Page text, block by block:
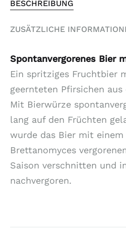
BESCHREIBUNG
ZUSÄTZLICHE
Spontanvergorenes Bier
Ein spritziges Fruchtbier
geernteten Pfirsichen
Mit Bierwürze
lang auf den Früchten
wurde das Bier mit einem
Brettanomyces
Saison verschnitten und
nachvergoren.